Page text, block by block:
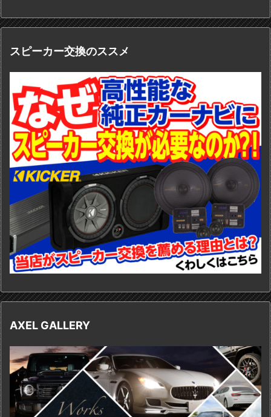
スピーカー交換のススメ
AXEL GALLERY